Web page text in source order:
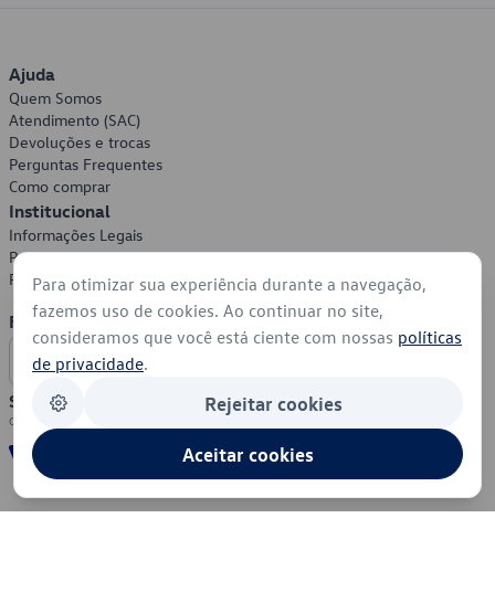
Ajuda
Quem Somos
Atendimento (SAC)
Devoluções e trocas
Perguntas Frequentes
Como comprar
Institucional
Informações Legais
Política de Privacidade
Política de Cookies
Formas de Pagamento
Segurança
Para otimizar sua experiência durante a navegação,
fazemos uso de cookies. Ao continuar no site,
consideramos que você está ciente com nossas políticas
de privacidade.
Rejeitar cookies
Aceitar cookies